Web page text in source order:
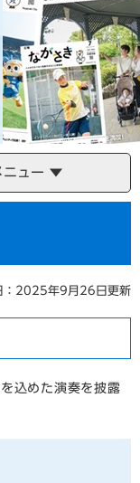
ュー
：2025年9月26日更新
込めた演奏を披露